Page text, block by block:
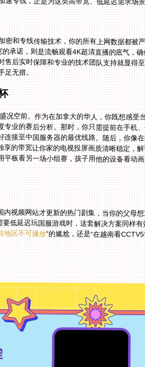
和专线传输技术，你的所有上网数据都被
承诺，则是流畅观看4K超清直播的底气，
后实时保障和专业的技术团队支持就显得
足无措。
况空前。作为在加拿大的华人，你既想感受
业的赛后分析。那时，你只需提前在手机、
接至中国服务器的最优线路。随后，你像在
的带宽让你家的电视投屏画质清晰稳定，解
板看另一场小组赛，孩子用他的设备看动画
视频网站才更新的热门剧集，当你的父母
低延迟玩国服游戏时，这套解决方案同样
地区不可播放”的尴尬，还是“在越南看